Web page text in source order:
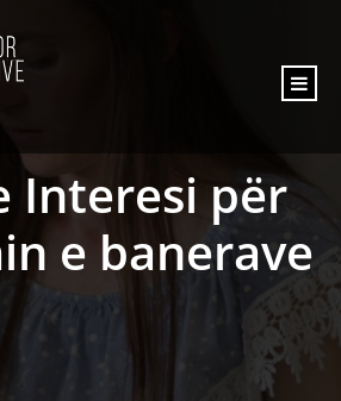
Interesi për
e banerave